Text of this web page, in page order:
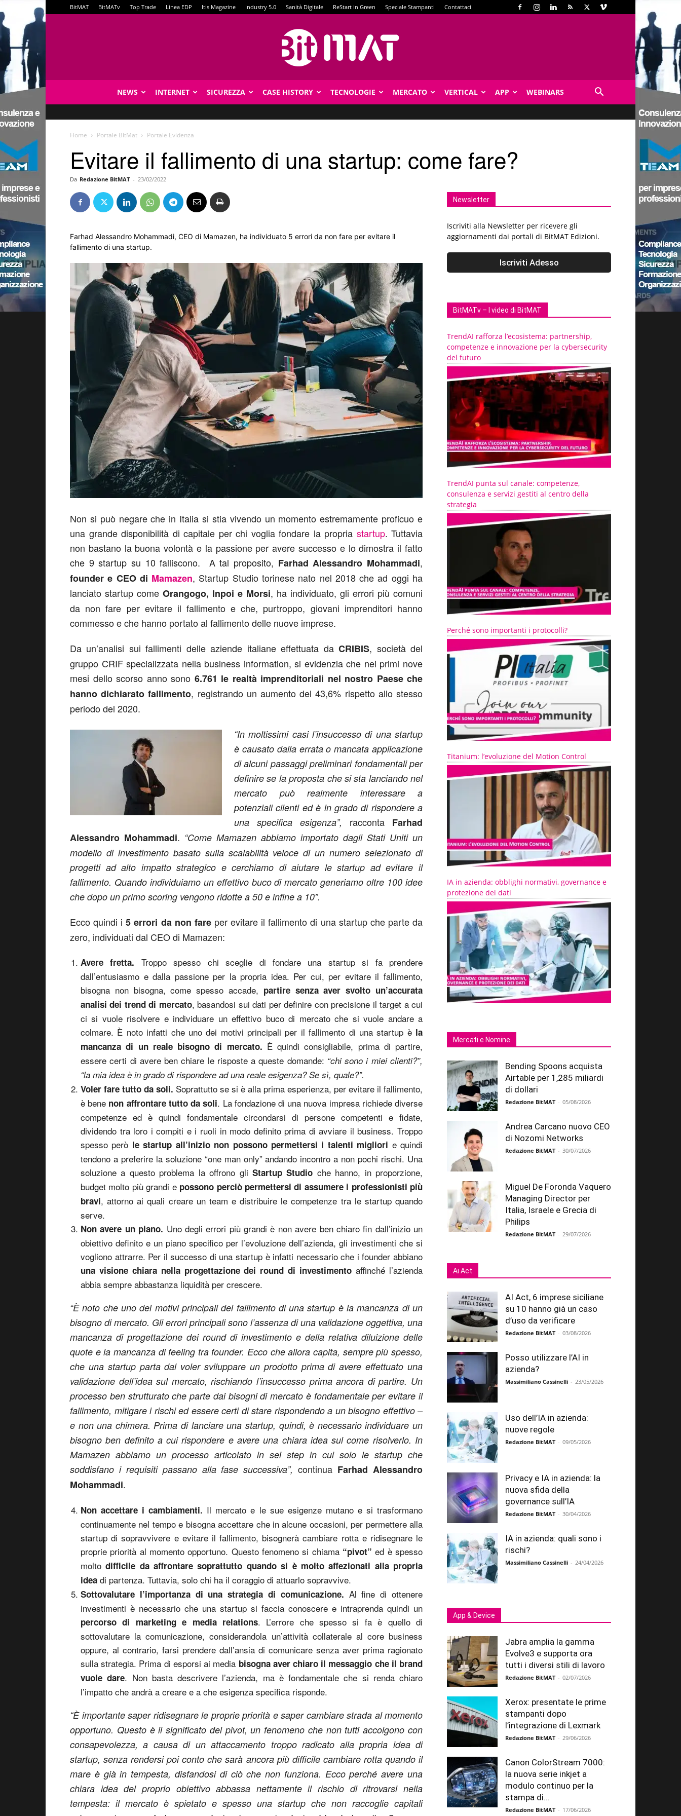
BitMAT BitMATv Top Trade Linea EDP Itis Magazine Industry 5.0 Sanità Digitale ReStart in Green Speciale Stampanti Contattaci
NEWS INTERNET SICUREZZA CASE HISTORY TECNOLOGIE MERCATO VERTICAL APP WEBINARS
Home Portale BitMat Portale Evidenza
Evitare il fallimento di una startup: come fare?
Da Redazione BitMAT - 23/02/2022
Farhad Alessandro Mohammadi, CEO di Mamazen, ha individuato 5 errori da non fare per evitare il
fallimento di una startup.
Non si può negare che in Italia si stia vivendo un momento estremamente proficuo e
una grande disponibilità di capitale per chi voglia fondare la propria startup. Tuttavia
non bastano la buona volontà e la passione per avere successo e lo dimostra il fatto
che 9 startup su 10 falliscono. A tal proposito, Farhad Alessandro Mohammadi,
founder e CEO di Mamazen, Startup Studio torinese nato nel 2018 che ad oggi ha
lanciato startup come Orangogo, Inpoi e Morsi, ha individuato, gli errori più comuni
da non fare per evitare il fallimento e che, purtroppo, giovani imprenditori hanno
commesso e che hanno portato al fallimento delle nuove imprese.
Da un’analisi sui fallimenti delle aziende italiane effettuata daCRIBIS, società del
gruppo CRIF specializzata nella business information, si evidenzia che nei primi nove
mesi dello scorso anno sono 6.761 le realtà imprenditoriali nel nostro Paese che
hanno dichiarato fallimento, registrando un aumento del 43,6% rispetto allo stesso
periodo del 2020.
“In moltissimi casi l’insuccesso di una startup
è causato dalla errata o mancata applicazione
di alcuni passaggi preliminari fondamentali per
definire se la proposta che si sta lanciando nel
mercato può realmente interessare a
potenziali clienti ed è in grado di rispondere a
una specifica esigenza”, racconta Farhad
Alessandro Mohammadi. “Come Mamazen abbiamo importato dagli Stati Uniti un
modello di investimento basato sulla scalabilità veloce di un numero selezionato di
progetti ad alto impatto strategico e cerchiamo di aiutare le startup ad evitare il
fallimento. Quando individuiamo un effettivo buco di mercato generiamo oltre 100 idee
che dopo un primo scoring vengono ridotte a 50 e infine a 10”.
Ecco quindi i5 errori da non fareper evitare il fallimento di una startup che parte da
zero, individuati dal CEO di Mamazen:
Avere fretta. Troppo spesso chi sceglie di fondare una startup si fa prendere
dall’entusiasmo e dalla passione per la propria idea. Per cui, per evitare il fallimento,
bisogna non bisogna, come spesso accade, partire senza aver svolto un’accurata
analisi dei trend di mercato, basandosi sui dati per definire con precisione il target a cui
ci si vuole risolvere e individuare un effettivo buco di mercato che si vuole andare a
colmare. È noto infatti che uno dei motivi principali per il fallimento di una startup è la
mancanza di un reale bisogno di mercato. È quindi consigliabile, prima di partire,
essere certi di avere ben chiare le risposte a queste domande: “chi sono i miei clienti?”,
“la mia idea è in grado di rispondere ad una reale esigenza? Se sì, quale?”.
Voler fare tutto da soli. Soprattutto se si è alla prima esperienza, per evitare il fallimento,
è bene non affrontare tutto da soli. La fondazione di una nuova impresa richiede diverse
competenze ed è quindi fondamentale circondarsi di persone competenti e fidate,
dividendo tra loro i compiti e i ruoli in modo definito prima di avviare il business. Troppo
spesso però le startup all’inizio non possono permettersi i talenti migliori e quindi
tendono a preferire la soluzione “one man only” andando incontro a non pochi rischi. Una
soluzione a questo problema la offrono gli Startup Studio che hanno, in proporzione,
budget molto più grandi e possono perciò permettersi di assumere i professionisti più
bravi, attorno ai quali creare un team e distribuire le competenze tra le startup quando
serve.
Non avere un piano. Uno degli errori più grandi è non avere ben chiaro fin dall’inizio un
obiettivo definito e un piano specifico per l’evoluzione dell’azienda, gli investimenti che si
vogliono attrarre. Per il successo di una startup è infatti necessario che i founder abbiano
una visione chiara nella progettazione dei round di investimento affinché l’azienda
abbia sempre abbastanza liquidità per crescere.
“È noto che uno dei motivi principali del fallimento di una startup è la mancanza di un
bisogno di mercato. Gli errori principali sono l’assenza di una validazione oggettiva, una
mancanza di progettazione dei round di investimento e della relativa diluizione delle
quote e la mancanza di feeling tra founder. Ecco che allora capita, sempre più spesso,
che una startup parta dal voler sviluppare un prodotto prima di avere effettuato una
validazione dell’idea sul mercato, rischiando l’insuccesso prima ancora di partire. Un
processo ben strutturato che parte dai bisogni di mercato è fondamentale per evitare il
fallimento, mitigare i rischi ed essere certi di stare rispondendo a un bisogno effettivo –
e non una chimera. Prima di lanciare una startup, quindi, è necessario individuare un
bisogno ben definito a cui rispondere e avere una chiara idea sul come risolverlo. In
Mamazen abbiamo un processo articolato in sei step in cui solo le startup che
soddisfano i requisiti passano alla fase successiva”,continua Farhad Alessandro
Mohammadi.
Non accettare i cambiamenti. Il mercato e le sue esigenze mutano e si trasformano
continuamente nel tempo e bisogna accettare che in alcune occasioni, per permettere alla
startup di sopravvivere e evitare il fallimento, bisognerà cambiare rotta e ridisegnare le
proprie priorità al momento opportuno. Questo fenomeno si chiama “pivot” ed è spesso
moltodifficile da affrontare soprattutto quando si è molto affezionati alla propria
idea di partenza. Tuttavia, solo chi ha il coraggio di attuarlo sopravvive.
Sottovalutare l’importanza di una strategia di comunicazione. Al fine di ottenere
investimenti è necessario che una startup si faccia conoscere e intraprenda quindi un
percorso di marketing e media relations. L’errore che spesso si fa è quello di
sottovalutare la comunicazione, considerandola un’attività collaterale al core business
oppure, al contrario, farsi prendere dall’ansia di comunicare senza aver prima ragionato
sulla strategia. Prima di esporsi ai media bisogna aver chiaro il messaggio che il brand
vuole dare. Non basta descrivere l’azienda, ma è fondamentale che si renda chiaro
l’impatto che andrà a creare e a che esigenza specifica risponde.
“È importante saper ridisegnare le proprie priorità e saper cambiare strada al momento
opportuno. Questo è il significato del pivot, un fenomeno che non tutti accolgono con
consapevolezza, a causa di un attaccamento troppo radicato alla propria idea di
startup, senza rendersi poi conto che sarà ancora più difficile cambiare rotta quando il
mare è già in tempesta, disfandosi di ciò che non funziona. Ecco perché avere una
chiara idea del proprio obiettivo abbassa nettamente il rischio di ritrovarsi nella
tempesta: il mercato è spietato e spesso una startup che non raccoglie capitali
Newsletter
Iscriviti alla Newsletter per ricevere gli
aggiornamenti dai portali di BitMAT Edizioni.
BitMATv – I video di BitMAT
TrendAI rafforza l’ecosistema: partnership,
competenze e innovazione per la cybersecurity
del futuro
TrendAI punta sul canale: competenze,
consulenza e servizi gestiti al centro della
strategia
Perché sono importanti i protocolli?
Titanium: l’evoluzione del Motion Control
IA in azienda: obblighi normativi, governance e
protezione dei dati
Mercati e Nomine
Bending Spoons acquista
Airtable per 1,285 miliardi
di dollari
Redazione BitMAT - 05/08/2026
Andrea Carcano nuovo CEO
di Nozomi Networks
Redazione BitMAT - 30/07/2026
Miguel De Foronda Vaquero
Managing Director per
Italia, Israele e Grecia di
Philips
Redazione BitMAT - 29/07/2026
Ai Act
AI Act, 6 imprese siciliane
su 10 hanno già un caso
d’uso da verificare
Redazione BitMAT - 03/08/2026
Posso utilizzare l’AI in
azienda?
Massimiliano Cassinelli - 23/05/2026
Uso dell’IA in azienda:
nuove regole
Redazione BitMAT - 09/05/2026
Privacy e IA in azienda: la
nuova sfida della
governance sull’IA
Redazione BitMAT - 30/04/2026
IA in azienda: quali sono i
rischi?
Massimiliano Cassinelli - 24/04/2026
App & Device
Jabra amplia la gamma
Evolve3 e supporta ora
tutti i diversi stili di lavoro
Redazione BitMAT - 02/07/2026
Xerox: presentate le prime
stampanti dopo
l’integrazione di Lexmark
Redazione BitMAT - 29/06/2026
Canon ColorStream 7000:
la nuova serie inkjet a
modulo continuo per la
stampa di...
Redazione BitMAT - 17/06/2026